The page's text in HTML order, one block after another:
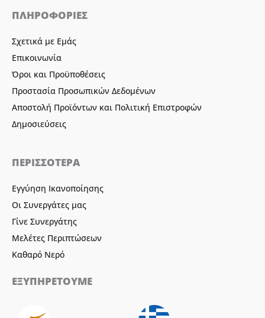
ΠΛΗΡΟΦΟΡΙΕΣ
Σχετικά με Εμάς
Επικοινωνία
Όροι και Προϋποθέσεις
Προστασία Προσωπικών Δεδομένων
Αποστολή Προϊόντων και Πολιτική Επιστροφών
Δημοσιεύσεις
ΠΕΡΙΣΣΟΤΕΡΑ
Εγγύηση Ικανοποίησης
Οι Συνεργάτες μας
Γίνε Συνεργάτης
Μελέτες Περιπτώσεων
Καθαρό Νερό
ΕΞΥΠΗΡΕΤΟΥΜΕ